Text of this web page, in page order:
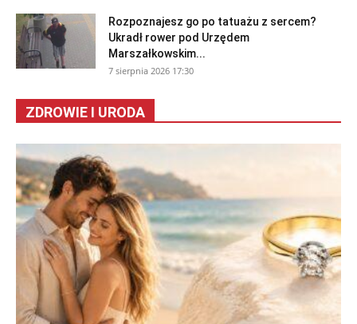
Rozpoznajesz go po tatuażu z sercem?
Ukradł rower pod Urzędem
Marszałkowskim...
7 sierpnia 2026 17:30
ZDROWIE I URODA